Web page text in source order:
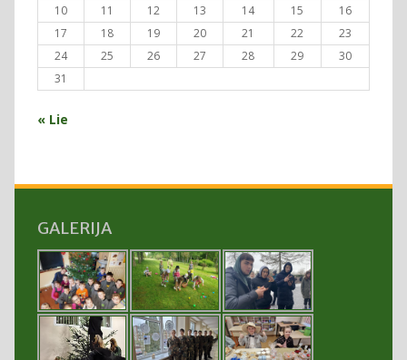
10
11 12 13 14 15
16
17
18 19 20 21 22
23
24
25 26 27 28 29
30
31
« Lie
GALERIJA